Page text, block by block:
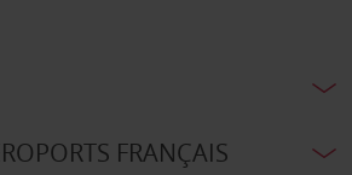
FRANÇAIS